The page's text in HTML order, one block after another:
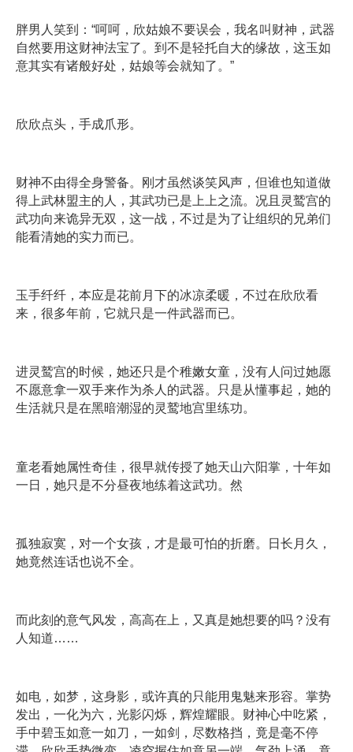
胖男人笑到：“呵呵，欣姑娘不要误会，我名叫财神，武器
自然要用这财神法宝了。到不是轻托自大的缘故，这玉如
意其实有诸般好处，姑娘等会就知了。”
欣欣点头，手成爪形。
财神不由得全身警备。刚才虽然谈笑风声，但谁也知道做
得上武林盟主的人，其武功已是上上之流。况且灵鹫宫的
武功向来诡异无双，这一战，不过是为了让组织的兄弟们
能看清她的实力而已。
玉手纤纤，本应是花前月下的冰凉柔暖，不过在欣欣看
来，很多年前，它就只是一件武器而已。
进灵鹫宫的时候，她还只是个稚嫩女童，没有人问过她愿
不愿意拿一双手来作为杀人的武器。只是从懂事起，她的
生活就只是在黑暗潮湿的灵鹫地宫里练功。
童老看她属性奇佳，很早就传授了她天山六阳掌，十年如
一日，她只是不分昼夜地练着这武功。然
孤独寂寞，对一个女孩，才是最可怕的折磨。日长月久，
她竟然连话也说不全。
而此刻的意气风发，高高在上，又真是她想要的吗？没有
人知道……
如电，如梦，这身影，或许真的只能用鬼魅来形容。掌势
发出，一化为六，光影闪烁，辉煌耀眼。财神心中吃紧，
手中碧玉如意一如刀，一如剑，尽数格挡，竟是毫不停